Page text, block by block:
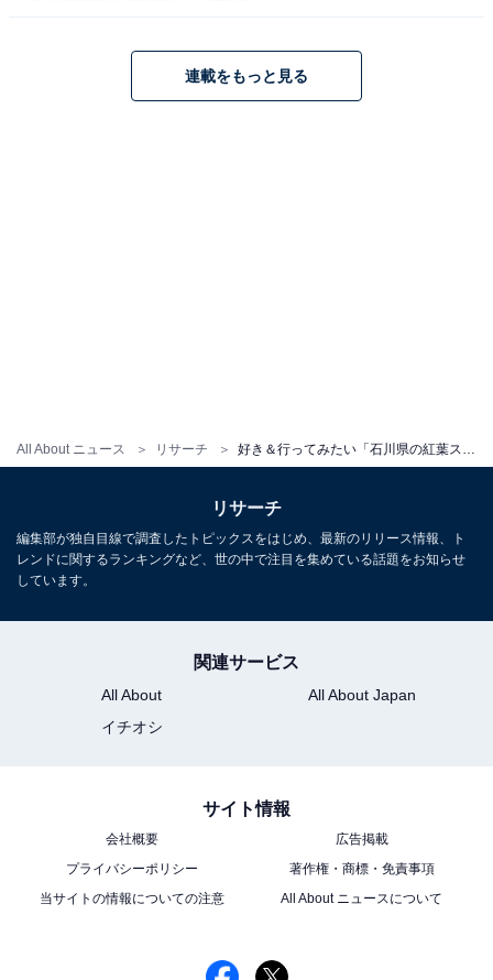
All About ニュース リサーチ
連載をもっと見る
リサーチ
編集部が独自目線で調査したトピックスをはじめ、最新のリリース情報、ト
レンドに関するランキングなど、世の中で注目を集めている話題をお知らせ
しています。
関連サービス
All About
All About Japan
イチオシ
サイト情報
会社概要
広告掲載
プライバシーポリシー
著作権・商標・免責事項
当サイトの情報についての注意
All About ニュースについて